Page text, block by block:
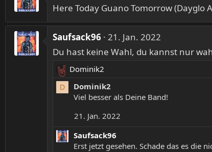
t
i
o
n
e
n
:
Here Today Guano Tomorrow (Dayglo
Saufsack96 21. Jan. 2022
Du hast keine Wahl, du kannst nur
R
e
a
o
Dominik2
D
Dominik2
Viel besser als Deine Band!
21. Jan. 2022
Saufsack96
Erst jetzt gesehen. Schade das es die